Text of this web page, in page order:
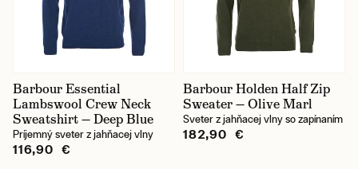
Barbour Essential
Lambswool Crew Neck
Sweatshirt — Deep Blue
Príjemný sveter z jahňacej vlny
116,90 €
Barbour Holden Half Zip
Sweater — Olive Marl
Sveter z jahňacej vlny so zapínaním
182,90 €